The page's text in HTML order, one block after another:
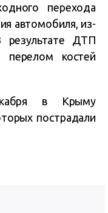
перехода
автомобиля, из-
результате ДТП
перелом костей
в Крыму
пострадали